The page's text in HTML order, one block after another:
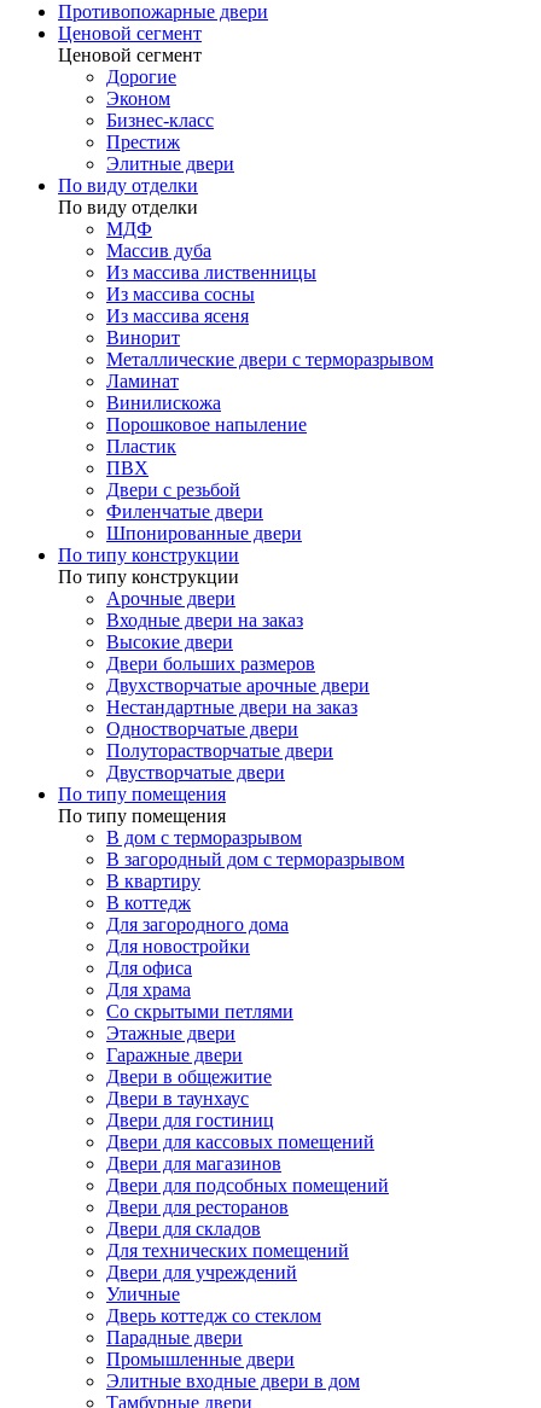
Противопожарные двери
Ценовой сегмент
Ценовой сегмент
Дорогие
Эконом
Бизнес-класс
Престиж
Элитные двери
По виду отделки
По виду отделки
МДФ
Массив дуба
Из массива лиственницы
Из массива сосны
Из массива ясеня
Винорит
Металлические двери с терморазрывом
Ламинат
Винилискожа
Порошковое напыление
Пластик
ПВХ
Двери с резьбой
Филенчатые двери
Шпонированные двери
По типу конструкции
По типу конструкции
Арочные двери
Входные двери на заказ
Высокие двери
Двери больших размеров
Двухстворчатые арочные двери
Нестандартные двери на заказ
Одностворчатые двери
Полуторастворчатые двери
Двустворчатые двери
По типу помещения
По типу помещения
В дом с терморазрывом
В загородный дом с терморазрывом
В квартиру
В коттедж
Для загородного дома
Для новостройки
Для офиса
Для храма
Со скрытыми петлями
Этажные двери
Гаражные двери
Двери в общежитие
Двери в таунхаус
Двери для гостиниц
Двери для кассовых помещений
Двери для магазинов
Двери для подсобных помещений
Двери для ресторанов
Двери для складов
Для технических помещений
Двери для учреждений
Уличные
Дверь коттедж со стеклом
Парадные двери
Промышленные двери
Элитные входные двери в дом
Тамбурные двери